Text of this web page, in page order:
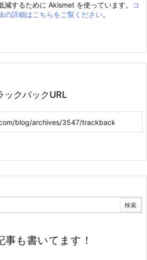
減するために Akismet を使っています。
コ
の詳細はこちらをご覧ください。
ックバックURL
も書いてます！